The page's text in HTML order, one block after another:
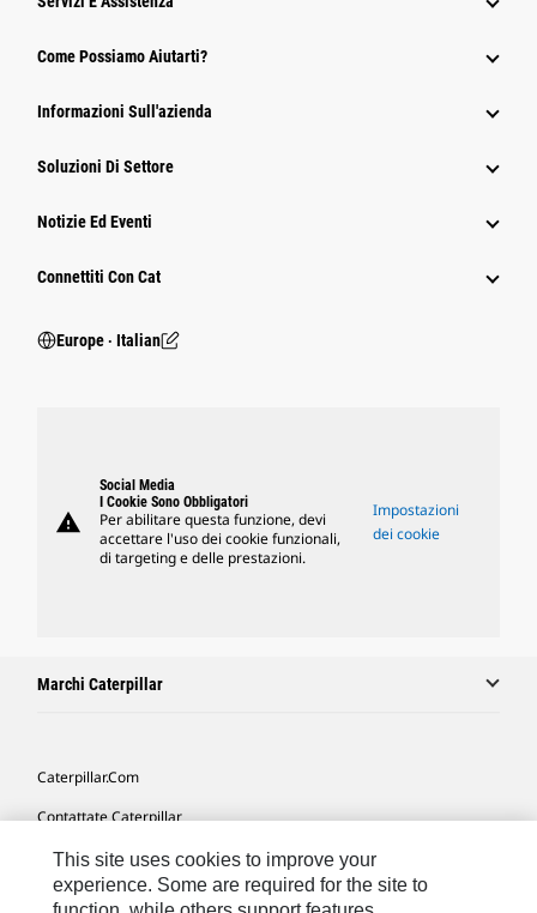
Come Possiamo Aiutarti?
Informazioni Sull'azienda
Soluzioni Di Settore
Notizie Ed Eventi
Connettiti Con Cat
Europe ‧ Italian
warning
Social Media
I Cookie Sono Obbligatori
Per abilitare questa funzione, devi
accettare l'uso dei cookie funzionali,
di targeting e delle prestazioni.
Impostazioni
dei cookie
Marchi Caterpillar
Caterpillar.com
Contattate Caterpillar
Le Mie Preferenze Di Marketing
Mappa Del Sito
This site uses cookies to improve your
experience. Some are required for the site to